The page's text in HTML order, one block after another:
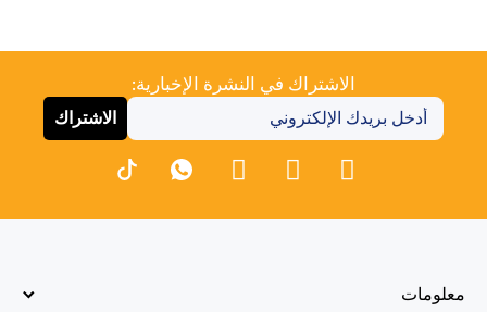
الاشتراك في النشرة الإخبارية:
الاشتراك
معلومات